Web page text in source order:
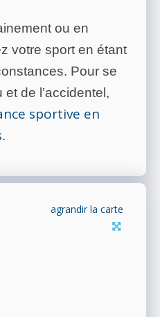
ou en
votre sport en étant
Pour se
et de l’accidentel,
sportive en
.
agrandir la carte